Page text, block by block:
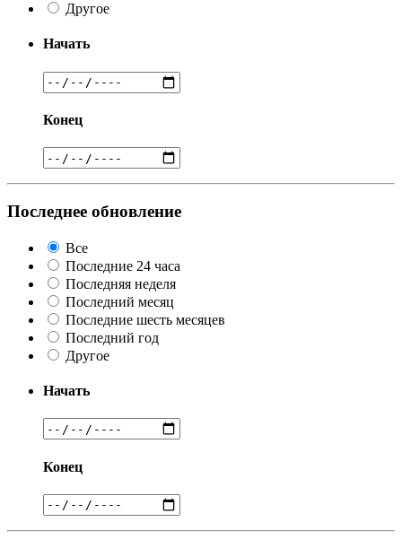
Другое
Начать
Конец
Последнее обновление
Все
Последние 24 часа
Последняя неделя
Последний месяц
Последние шесть месяцев
Последний год
Другое
Начать
Конец